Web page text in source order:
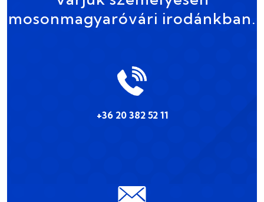
mosonmagyaróvári irodánkban.
+36 20 382 52 11